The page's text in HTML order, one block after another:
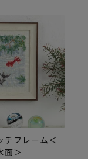
チフレーム＜
面＞